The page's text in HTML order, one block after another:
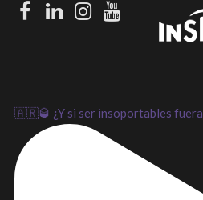
Facebook
LinkedInInstagram
Youtube
🇦🇷🥃 ¿Y si ser insoportables